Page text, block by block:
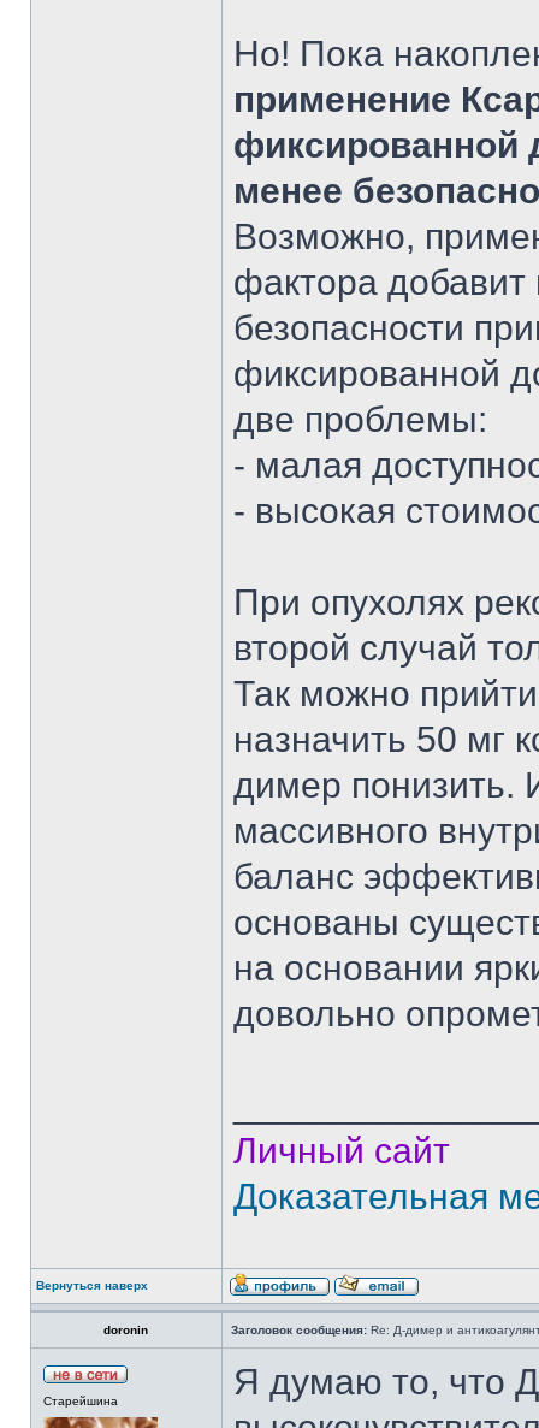
Но! Пока
применение
фиксированной
менее
Возможно,
фактора добавит
безопасности
фиксированной
две проблемы:
- малая
- высокая
При опухолях
второй случай
Так можно
назначить 50 мг
димер понизить.
массивного
баланс
основаны
на основании
довольно
Личный сайт
Доказательная
Вернуться наверх
doronin Заголовок сообщения: Re: Д-димер и
Старейшина
Я думаю то, что